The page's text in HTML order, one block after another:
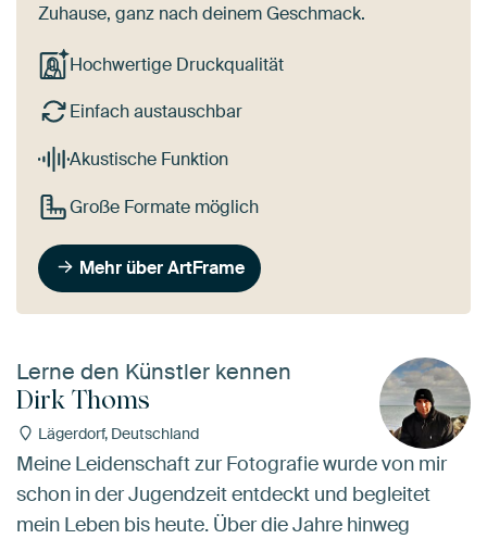
Zuhause, ganz nach deinem Geschmack.
Hochwertige Druckqualität
Einfach austauschbar
Akustische Funktion
Große Formate möglich
Mehr über ArtFrame
Lerne den Künstler kennen
Dirk Thoms
Lägerdorf, Deutschland
Meine Leidenschaft zur Fotografie wurde von mir
schon in der Jugendzeit entdeckt und begleitet
mein Leben bis heute. Über die Jahre hinweg